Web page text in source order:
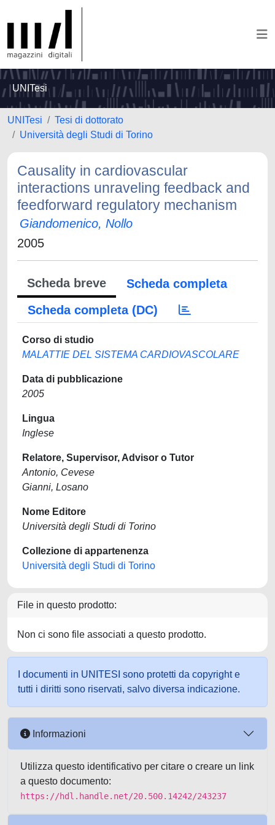
UNITesi
UNITesi
Tesi di dottorato
Università degli Studi di Torino
Causality in cardiovascular
interactions unraveling feedback and
feedforward regulatory mechanism
Giandomenico, Nollo
2005
Scheda breve
Scheda completa
Scheda completa (DC)
Corso di studio
MALATTIE DEL SISTEMA CARDIOVASCOLARE
Data di pubblicazione
2005
Lingua
Inglese
Relatore, Supervisor, Advisor o Tutor
Antonio, Cevese
Gianni, Losano
Nome Editore
Università degli Studi di Torino
Collezione di appartenenza
Università degli Studi di Torino
File in questo prodotto:
Non ci sono file associati a questo prodotto.
I documenti in UNITESI sono protetti da copyright e
tutti i diritti sono riservati, salvo diversa indicazione.
Informazioni
Utilizza questo identificativo per citare o creare un link
a questo documento:
https://hdl.handle.net/20.500.14242/243237